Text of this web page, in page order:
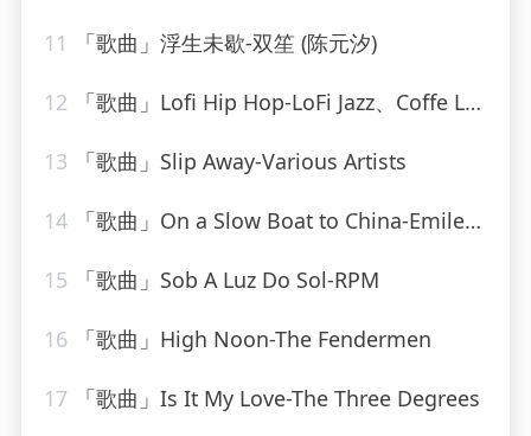
11 「歌曲」浮生未歇-双笙 (陈元汐)
12 「歌曲」Lofi Hip Hop-LoFi Jazz、Coffe Lofi、Sleepy Lofi Vibes、Chill LoFi Cafe
13 「歌曲」Slip Away-Various Artists
14 「歌曲」On a Slow Boat to China-Emile Ford & The Checkmates
15 「歌曲」Sob A Luz Do Sol-RPM
16 「歌曲」High Noon-The Fendermen
17 「歌曲」Is It My Love-The Three Degrees